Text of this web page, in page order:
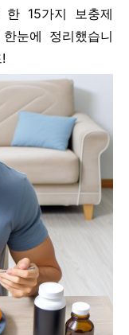
15가지 보충제
눈에 정리했습니